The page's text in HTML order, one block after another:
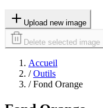
Upload new image
Delete selected image
Accueil
/ Outils
/ Fond Orange